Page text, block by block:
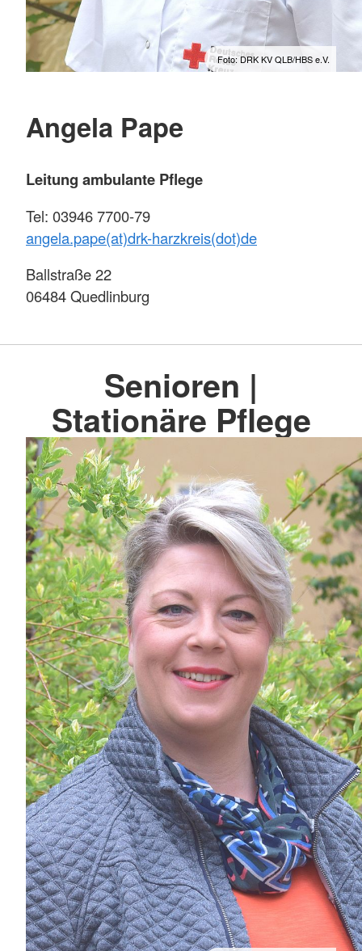
Foto: DRK KV QLB/HBS e.V.
Angela Pape
Leitung ambulante Pflege
Tel: 03946 7700-79
angela.pape(at)drk-harzkreis(dot)de
Ballstraße 22
06484 Quedlinburg
Senioren |
Stationäre Pflege